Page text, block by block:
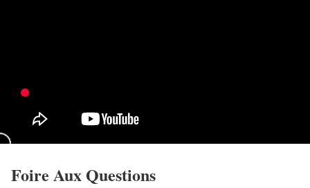
Foire Aux Questions